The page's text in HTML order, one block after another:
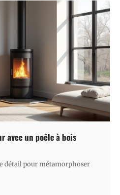
avec un poêle à bois
détail pour métamorphoser